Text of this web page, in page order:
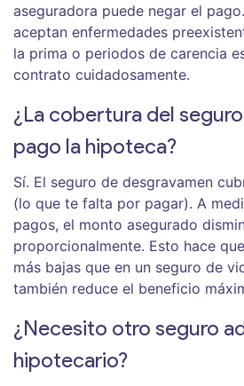
aseguradora puede negar el
aceptan enfermedades
la prima o periodos de carencia
contrato cuidadosamente.
¿La cobertura del
pago la hipoteca?
Sí. El seguro de desgravamen
(lo que te falta por pagar). A
pagos, el monto asegurado
proporcionalmente. Esto hace
más bajas que en un seguro de
también reduce el beneficio
¿Necesito otro seguro
hipotecario?